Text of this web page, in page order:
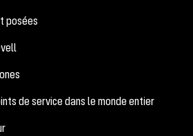
posées
de service dans le monde entier